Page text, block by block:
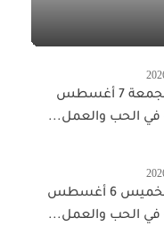
أبراج اليوم الجمعة 7 أغسطس
أبراج اليوم الخميس 6 أغسطس